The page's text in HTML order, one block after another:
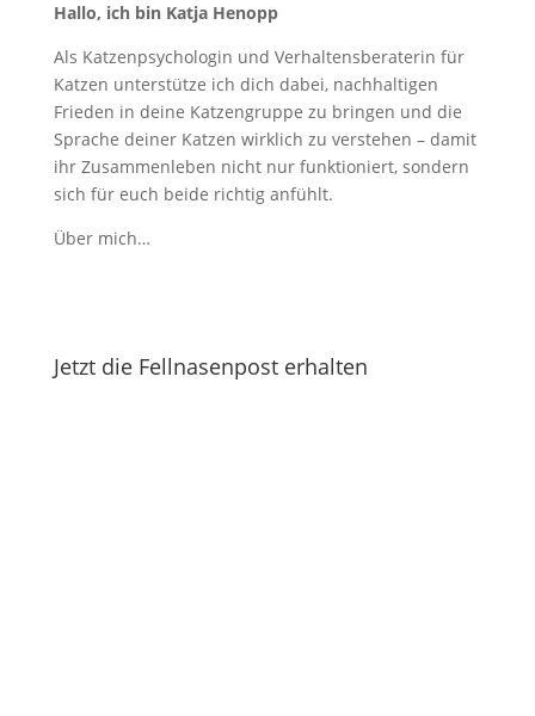
Hallo, ich bin Katja Henopp
Als Katzenpsychologin und Verhaltensberaterin für
Katzen unterstütze ich dich dabei, nachhaltigen
Frieden in deine Katzengruppe zu bringen und die
Sprache deiner Katzen wirklich zu verstehen – damit
ihr Zusammenleben nicht nur funktioniert, sondern
sich für euch beide richtig anfühlt.
Über mich…
Jetzt die Fellnasenpost erhalten